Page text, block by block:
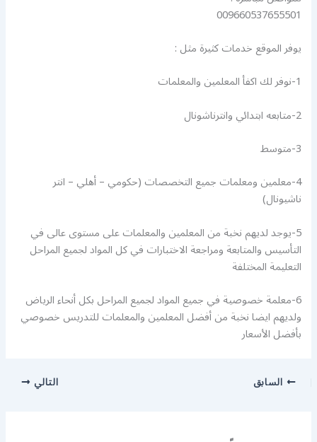
009660537655501
يوفر الموقع خدمات كثيرة مثل :
2-متابعه ابتدائي وانترناشونال
3-متوسط
4-معلمين ومعلمات جميع التخصصات (حكومي – أهلي – انتر
ناشيونال)
5-يوجد لديهم نخبة من المعلمين والمعلمات على مستوى عالى في
التأسيس والمتابعة ومراجعة الاختبارات في كل المواد لجميع المراحل
التعليمة المختلفة
6-معلمة خصوصية في جميع المواد لجميع المراحل بكل أنحاء الرياض
ولديهم ايضا نخبة من أفضل المعلمين والمعلمات للتدريس خصوصي
بأفضل الأسعار
السابق التالي